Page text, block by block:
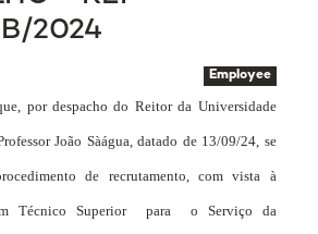
2024
Employee
por despacho do Reitor da Universidade
João Sàágua, datado de 13/09/24, se
de recrutamento, com vista à
Técnico Superior para o Serviço da